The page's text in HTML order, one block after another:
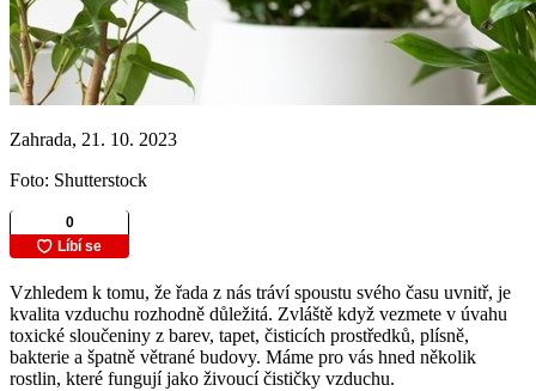
Zahrada, 21. 10. 2023
Foto: Shutterstock
Vzhledem k tomu, že řada z nás tráví spoustu svého času uvnitř, je
kvalita vzduchu rozhodně důležitá. Zvláště když vezmete v úvahu
toxické sloučeniny z barev, tapet, čisticích prostředků, plísně,
bakterie a špatně větrané budovy. Máme pro vás hned několik
rostlin, které fungují jako živoucí čističky vzduchu.